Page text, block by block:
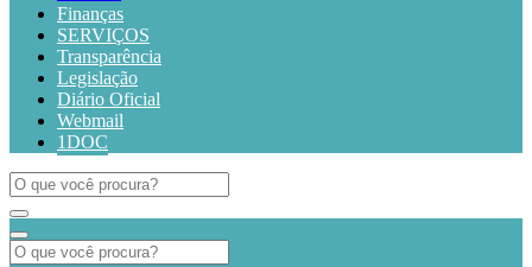
Finanças
SERVIÇOS
Transparência
Legislação
Diário Oficial
Webmail
1DOC